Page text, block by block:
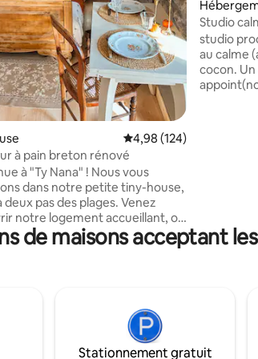
la base de 233 commentaires : 4,94 sur 5
Évaluation moyenne sur
4,98 (124)
à pain breton rénové
à "Ty Nana" ! Nous vous
dans notre petite tiny-house,
deux pas des plages. Venez
notre logement accueillant, où
moderne et l'authenticité se
pour créer une expérience
de l'époque et vous permet de
séjour ressourçant dans un
littoral
environnantes.
Studio
bout du
studio
au calme
cocon. Un
de maisons acceptant
Stationnement gratuit